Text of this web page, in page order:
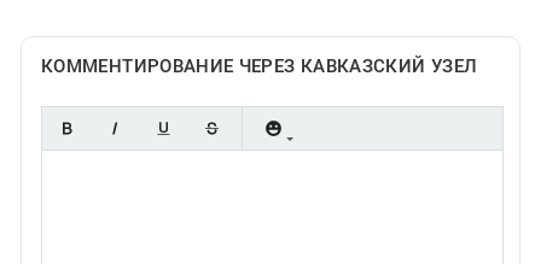
КОММЕНТИРОВАНИЕ ЧЕРЕЗ КАВКАЗСКИЙ УЗЕЛ